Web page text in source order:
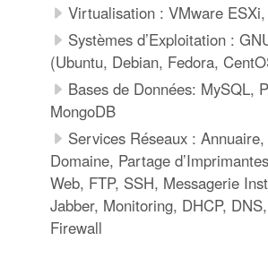
Virtualisation : VMware
Systèmes d’Exploitation :
(Ubuntu, Debian, Fedora,
Bases de Données: MySQL,
MongoDB
Services Réseaux :
Domaine, Partage
Web, FTP, SSH, Messagerie
Jabber, Monitoring, DHCP,
Firewall